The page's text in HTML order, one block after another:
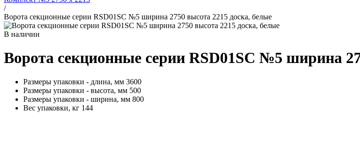
/
Ворота секционные серии RSD01SС №5 ширина 2750 высота 2215 доска, белые
В наличии
Ворота секционные серии RSD01SС №5 ширина
Размеры упаковки - длина, мм 3600
Размеры упаковки - высота, мм 500
Размеры упаковки - ширина, мм 800
Вес упаковки, кг 144